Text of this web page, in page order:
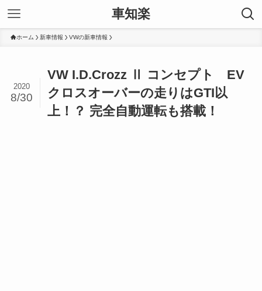
車知楽
ホーム 新車情報 VWの新車情報
VW I.D.Crozz Ⅱ コンセプト EV
クロスオーバーの走りはGTI以
上！？ 完全自動運転も搭載！
2020
8/30